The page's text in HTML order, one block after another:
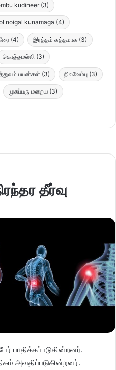
kudineer (3)
noigal kunamaga (4)
(4) இரத்தம் சுத்தமாக (3)
கொத்தமல்லி (3)
பயன்கள் (3) நிலவேம்பு (3)
முகப்பரு மறைய (3)